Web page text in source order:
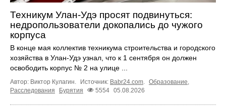
Техникум Улан-Удэ просят подвинуться:
недропользователи докопались до чужого
корпуса
В конце мая коллектив техникума строительства и городского
хозяйства в Улан-Удэ узнал, что к 1 сентября он должен
освободить корпус № 2 на улице ...
Автор: Виктор Кулагин. Источник: Babr24.com. Образование,
Расследования
Бурятия 5554 05.08.2026